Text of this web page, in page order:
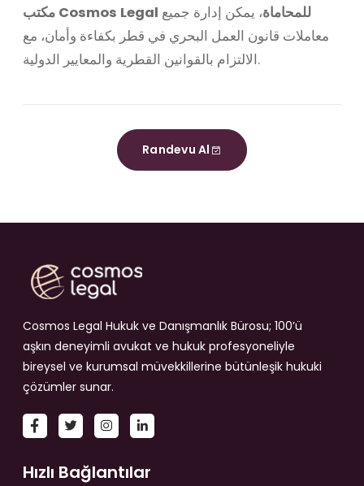
مكتب Cosmos Legal للمحاماة، يمكن إدارة جميع
معاملات قانون العمل البحري في قطر بكفاءة وأمان، مع
الالتزام بالقوانين القطرية والمعايير الدولية.
Randevu Al
Cosmos Legal Hukuk ve Danışmanlık Bürosu; 100’ü
aşkın deneyimli avukat ve hukuk profesyoneliyle
bireysel ve kurumsal müvekkillerine bütünleşik hukuki
çözümler sunar.
Hızlı Bağlantılar